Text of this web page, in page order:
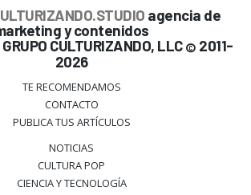
agencia de
y contenidos
CULTURIZANDO, LLC © 2011-
2026
TE RECOMENDAMOS
CONTACTO
PUBLICA TUS ARTÍCULOS
NOTICIAS
CULTURA POP
CIENCIA Y TECNOLOGÍA